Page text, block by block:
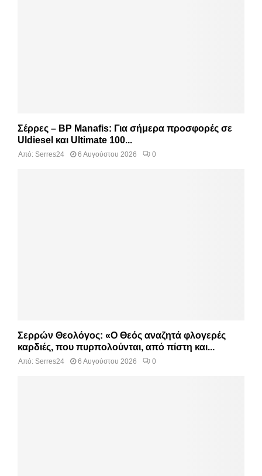
Σέρρες – BP Manafis: Για σήμερα προσφορές σε
Uldiesel και Ultimate 100...
Από: Serres24 6 Αυγούστου 2026 0
Σερρών Θεολόγος: «Ο Θεός αναζητά φλογερές
καρδιές, που πυρπολούνται, από πίστη και...
Από: Serres24 6 Αυγούστου 2026 0